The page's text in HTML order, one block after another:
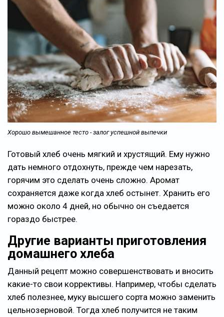
Хорошо вымешанное тесто - залог успешной выпечки
Готовый хлеб очень мягкий и хрустящий. Ему нужно
дать немного отдохнуть, прежде чем нарезать,
горячим это сделать очень сложно. Аромат
сохраняется даже когда хлеб остынет. Хранить его
можно около 4 дней, но обычно он съедается
гораздо быстрее.
Другие варианты приготовления
домашнего хлеба
Данный рецепт можно совершенствовать и вносить
какие-то свои коррективы. Например, чтобы сделать
хлеб полезнее, муку высшего сорта можно заменить
цельнозерновой. Тогда хлеб получится не таким